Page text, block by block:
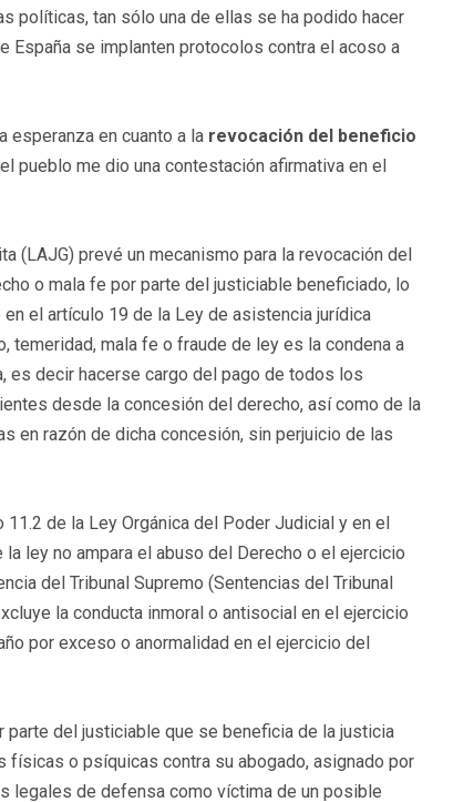
políticas, tan sólo una de ellas se ha podido hacer
se implanten protocolos contra el acoso a
esperanza en cuanto a la revocación del beneficio
pueblo me dio una contestación afirmativa en el
(LAJG) prevé un mecanismo para la revocación del
o mala fe por parte del justiciable beneficiado, lo
el artículo 19 de la Ley de asistencia jurídica
temeridad, mala fe o fraude de ley es la condena a
es decir hacerse cargo del pago de todos los
desde la concesión del derecho, así como de la
en razón de dicha concesión, sin perjuicio de las
de la Ley Orgánica del Poder Judicial y en el
ley no ampara el abuso del Derecho o el ejercicio
del Tribunal Supremo (Sentencias del Tribunal
la conducta inmoral o antisocial en el ejercicio
por exceso o anormalidad en el ejercicio del
parte del justiciable que se beneficia de la justicia
físicas o psíquicas contra su abogado, asignado por
legales de defensa como víctima de un posible